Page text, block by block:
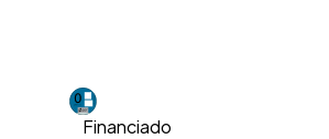
Financiado